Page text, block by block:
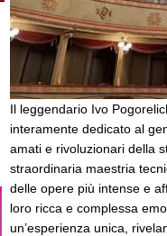
Il leggendario Ivo
interamente dedicato al
amati e rivoluzionari della
straordinaria maestria
delle opere più intense e
loro ricca e complessa
un’esperienza unica,